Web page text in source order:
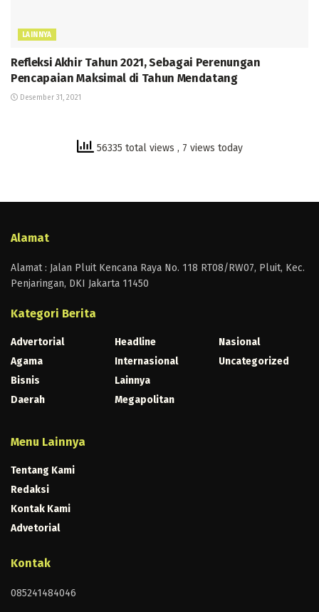
LAINNYA
Refleksi Akhir Tahun 2021, Sebagai Perenungan
Pencapaian Maksimal di Tahun Mendatang
Desember 31, 2021
56335 total views , 7 views today
Alamat
Alamat : Jalan Pluit Kencana Raya No. 118 RT08/RW07, Pluit, Kec.
Penjaringan, DKI Jakarta 11450
Kategori Berita
Advertorial
Agama
Bisnis
Daerah
Headline
Internasional
Lainnya
Megapolitan
Nasional
Uncategorized
Menu Lainnya
Tentang Kami
Redaksi
Kontak Kami
Advetorial
Kontak
085241484046